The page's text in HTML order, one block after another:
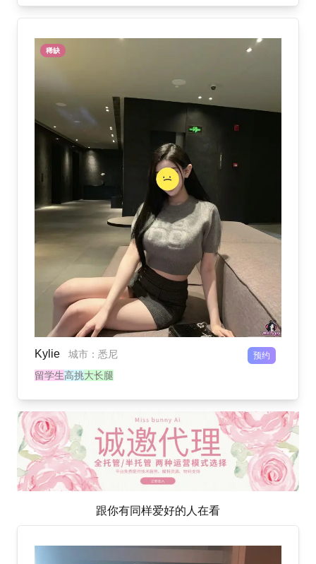
稀缺
Kylie 城市 ： 悉尼 预约
留学生高挑大长腿
跟你有同样爱好的人在看